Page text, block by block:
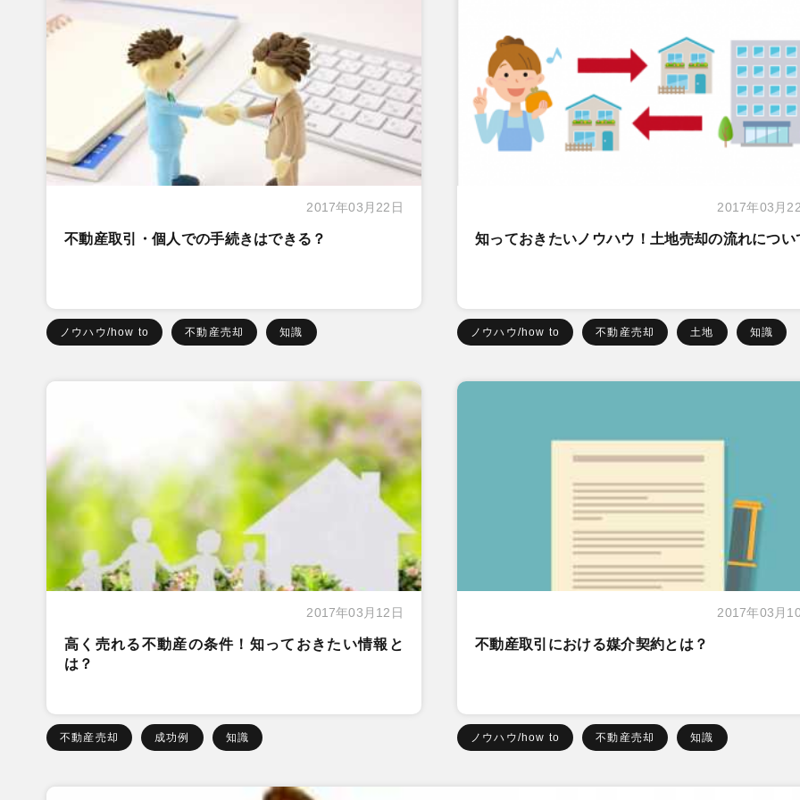
2017年03月22日
不動産取引・個人での手続きはできる？
ノウハウ/how to 不動産売却 知識
2017年03月
知っておきたいノウハウ！土地売却の流れについ
ノウハウ/how to 不動産売却 土地 知識
2017年03月12日
高く売れる不動産の条件！知っておきたい情報と
は？
不動産売却 成功例 知識
2017年03月
不動産取引における媒介契約とは？
ノウハウ/how to 不動産売却 知識